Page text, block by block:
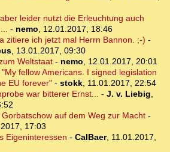
leider nutzt die Erleuchtung auch
- nemo, 12.01.2017, 18:46
zitiere ich jetzt mal Herrn Bannon. ;-) -
, 13.01.2017, 09:30
Weltstaat- nemo, 12.01.2017, 20:01
fellow Americans. I signed legislation
EU forever" - stokk, 11.01.2017, 22:54
war bitterer Ernst... - J. v. Liebig,
auf dem Weg zur Macht-
17:03
Eigeninteressen - CalBaer, 11.01.2017,